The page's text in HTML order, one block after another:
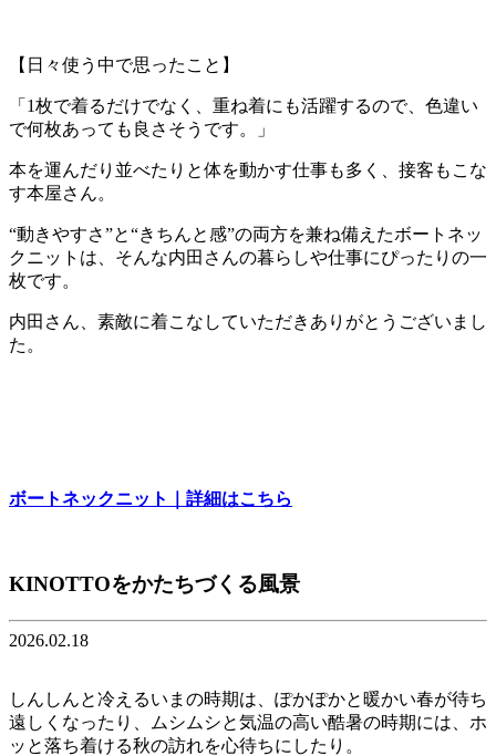
【日々使う中で思ったこと】
「1枚で着るだけでなく、重ね着にも活躍するので、色違い
で何枚あっても良さそうです。」
本を運んだり並べたりと体を動かす仕事も多く、接客もこな
す本屋さん。
“動きやすさ”と“きちんと感”の両方を兼ね備えたボートネッ
クニットは、そんな内田さんの暮らしや仕事にぴったりの一
枚です。
内田さん、素敵に着こなしていただきありがとうございまし
た。
ボートネックニット｜詳細はこちら
KINOTTOをかたちづくる風景
2026.02.18
しんしんと冷えるいまの時期は、ぽかぽかと暖かい春が待ち
遠しくなったり、ムシムシと気温の高い酷暑の時期には、ホ
ッと落ち着ける秋の訪れを心待ちにしたり。